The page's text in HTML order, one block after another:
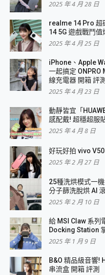
2025 年 4 月 28 日
realme 14 Pro 超
14 5G 遊戲戰鬥值
2025 年 4 月 25 日
iPhone、Apple
一起搞定
線充電器 開箱 評測
2025 年 4 月 23 日
動靜皆宜「
感配戴! 超穩超服
2025 年 4 月 8 日
好玩好拍 vivo
2025 年 2 月 27 日
25種洗烘模式一
分子篩洗脫烘 AI
2025 年 2 月 10 日
給 MSI Claw 系列
Docking Station
2025 年 1 月 9 日
B&O 精品級音響!
串流盒 開箱 評測